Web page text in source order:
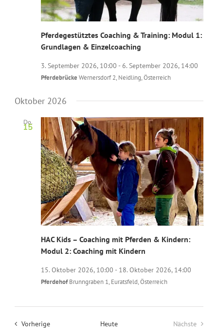
Pferdegestütztes Coaching & Training: Modul 1:
Grundlagen & Einzelcoaching
3. September 2026, 10:00 - 6. September 2026, 14:00
Pferdebrücke Wernersdorf 2, Neidling, Österreich
Oktober 2026
Do.
15
HAC Kids – Coaching mit Pferden & Kindern:
Modul 2: Coaching mit Kindern
15. Oktober 2026, 10:00 - 18. Oktober 2026, 14:00
PferdehofBrunngraben 1, Euratsfeld, Österreich
VorherigeVeranstaltungen Heute
Nächste